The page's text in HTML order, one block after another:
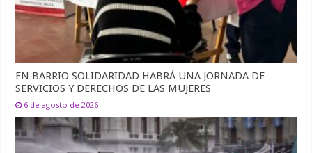
EN BARRIO SOLIDARIDAD HABRÁ UNA JORNADA DE
SERVICIOS Y DERECHOS DE LAS MUJERES
6 de agosto de 2026